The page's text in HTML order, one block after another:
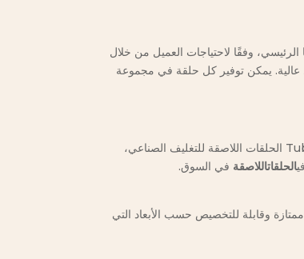
الرئيسي، وفقًا لاحتياجات العميل من خلال
عالية. يمكن توفير كل حلقة في مجموعة
بفضل خبرتها العالية في هذا المجال تنتج Tubitex الحلقات اللاصقة للتغليف الصناعي،
الحلقاتاللاصقة في السوق.
وقابلة للتخصيص حسب الأبعاد التي